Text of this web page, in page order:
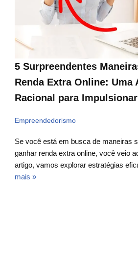
5 Surpreendentes
Renda Extra Online: Uma
Racional para
Empreendedorismo
Se você está em busca de maneiras
ganhar renda extra online, você veio
artigo, vamos explorar estratégias
mais »